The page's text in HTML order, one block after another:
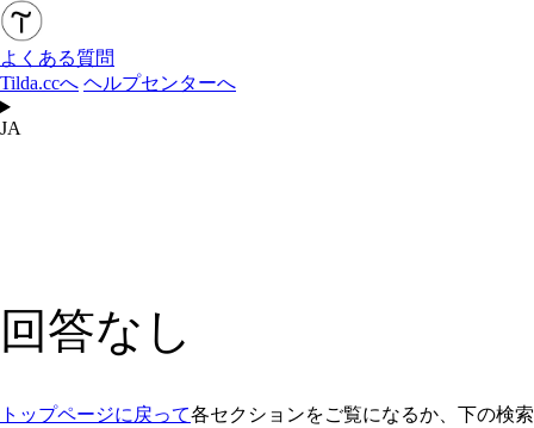
よくある質問
Tilda.ccへ ヘルプセンターへ
JA
回答なし
トップページに戻って各セクションをご覧になるか、下の検索